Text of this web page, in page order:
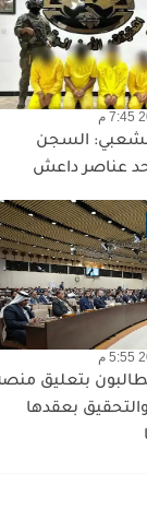
م
السجن
عناصر داعش
م
يطالبون بتعليق
بعقدها